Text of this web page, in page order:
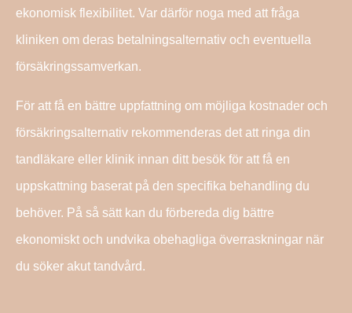
ekonomisk flexibilitet. Var därför noga med att fråga
kliniken om deras betalningsalternativ och eventuella
försäkringssamverkan.
För att få en bättre uppfattning om möjliga kostnader och
försäkringsalternativ rekommenderas det att ringa din
tandläkare eller klinik innan ditt besök för att få en
uppskattning baserat på den specifika behandling du
behöver. På så sätt kan du förbereda dig bättre
ekonomiskt och undvika obehagliga överraskningar när
du söker akut tandvård.